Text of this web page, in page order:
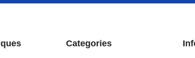
Categories